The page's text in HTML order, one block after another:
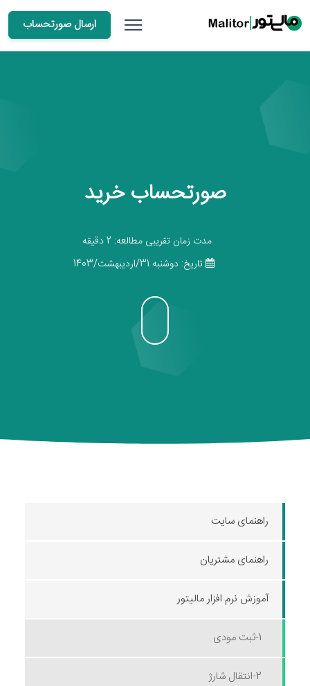
ارسال صورتحساب
صورتحساب خرید
مدت زمان تقریبی مطالعه: 2 دقیقه
تاریخ: دوشنبه 31/اردیبهشت/1403
راهنمای سایت
راهنمای مشتریان
آموزش نرم افزار مالیتور
1-ثبت مودی
2-انتقال شارژ